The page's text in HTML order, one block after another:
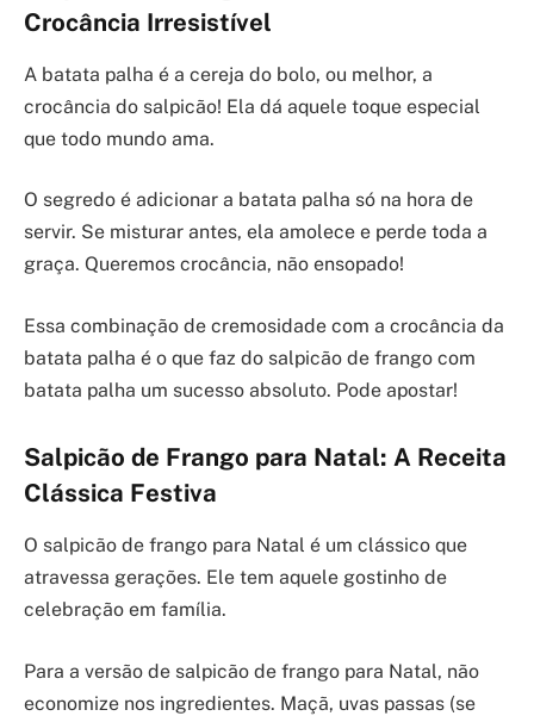
Crocância Irresistível
A batata palha é a cereja do bolo, ou melhor, a
crocância do salpicão! Ela dá aquele toque especial
que todo mundo ama.
O segredo é adicionar a batata palha só na hora de
servir. Se misturar antes, ela amolece e perde toda a
graça. Queremos crocância, não ensopado!
Essa combinação de cremosidade com a crocância da
batata palha é o que faz do salpicão de frango com
batata palha um sucesso absoluto. Pode apostar!
Salpicão de Frango para Natal: A Receita
Clássica Festiva
O salpicão de frango para Natal é um clássico que
atravessa gerações. Ele tem aquele gostinho de
celebração em família.
Para a versão de salpicão de frango para Natal, não
economize nos ingredientes. Maçã, uvas passas (se